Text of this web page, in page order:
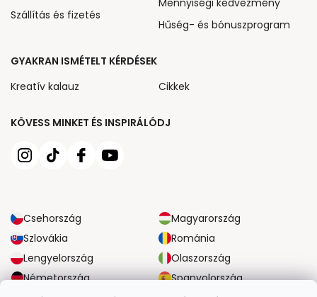
KÖVESS MINKET ÉS INSPIRÁLÓDJ
Csehország
Magyarország
Szlovákia
Románia
Lengyelország
Olaszország
Németország
Spanyolország
Szállítás és fizetés
Mennyiségi kedvezmény
Hűség- és bónuszprogram
GYAKRAN ISMÉTELT KÉRDÉSEK
Kreatív kalauz
Cikkek